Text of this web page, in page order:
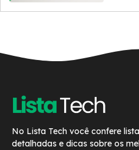
No Lista Tech você confere
detalhadas e dicas sobre os